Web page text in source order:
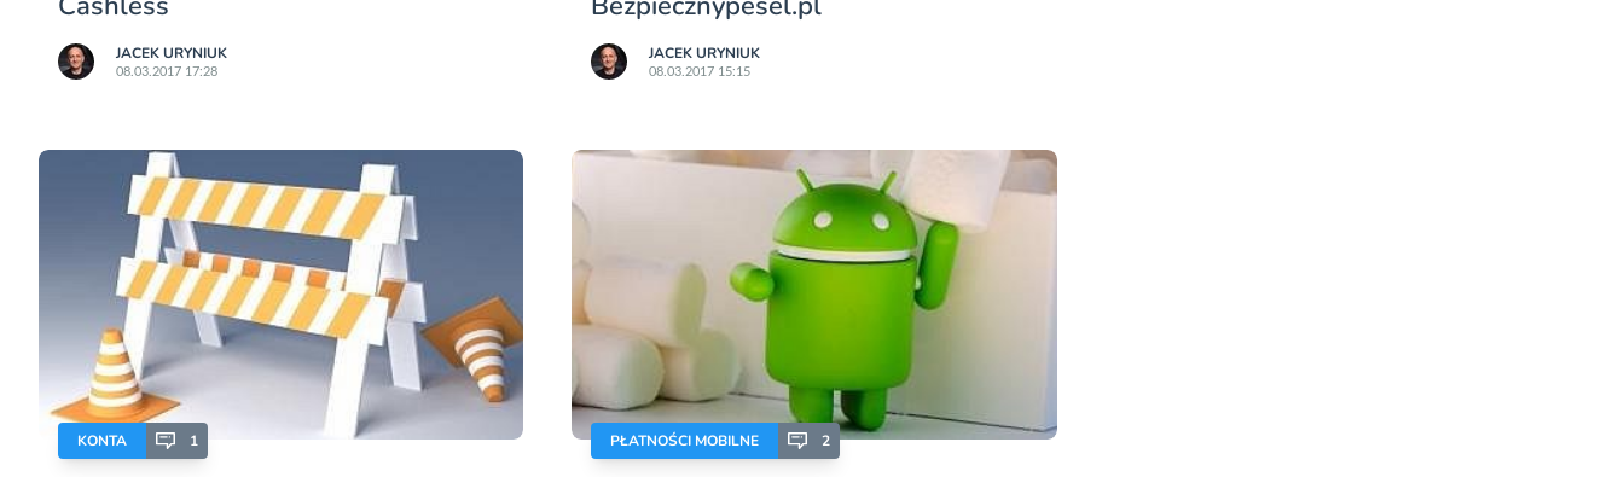
JACEK URYNIUK
08.03.2017 17:28
JACEK URYNIUK
08.03.2017 15:15
KONTA 1 PŁATNOŚCI MOBILNE 2